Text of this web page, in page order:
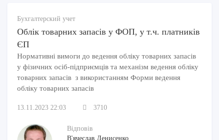
Бухгалтерский учет
Облік товарних запасів у ФОП, у т.ч. платників
ЄП
Нормативні вимоги до ведення обліку товарних запасів
у фізичних осіб-підприємців та механізм ведення обліку
товарних запасів з використанням Форми ведення
обліку товарних запасів
13.11.2023 22:03 3710
Відповів
В'ячеслав Денисенко